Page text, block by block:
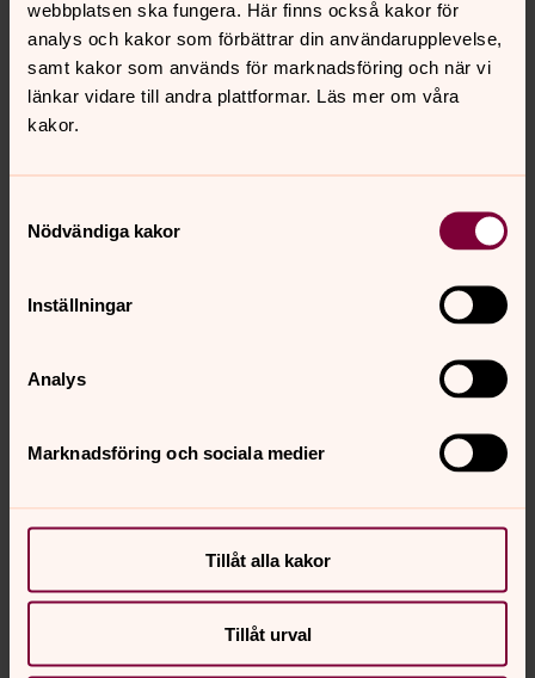
webbplatsen ska fungera. Här finns också kakor för
analys och kakor som förbättrar din användarupplevelse,
samt kakor som används för marknadsföring och när vi
länkar vidare till andra plattformar. Läs mer om våra
kakor.
Nödvändiga kakor
Inställningar
Analys
Marknadsföring och sociala medier
Tillåt alla kakor
Tillåt urval
Agnetha Häggander